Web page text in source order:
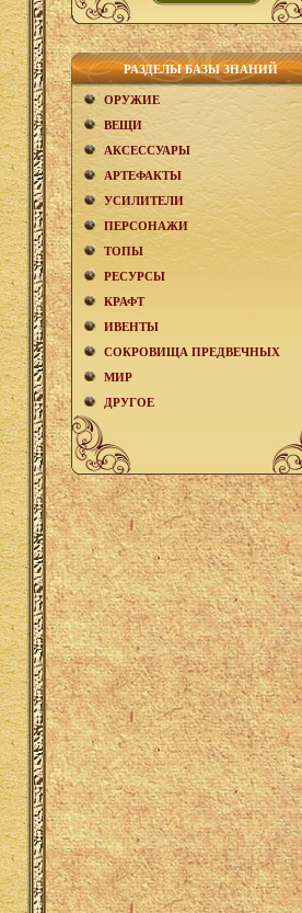
РАЗДЕЛЫ БАЗЫ ЗНАНИЙ
ОРУЖИЕ
ВЕЩИ
АКCЕСCУАРЫ
АРТЕФАКТЫ
УСИЛИТЕЛИ
ПЕРСОНАЖИ
ТОПЫ
РЕСУРСЫ
КРАФТ
ИВЕНТЫ
СОКРОВИЩА ПРЕДВЕЧНЫХ
МИР
ДРУГОЕ